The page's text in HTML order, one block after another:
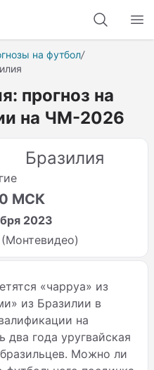
на футбол/
прогноз на
на ЧМ-2026
Бразилия
МСК
2023
«чарруа» из
из Бразилии в
на
два года уругвайская
Можно ли